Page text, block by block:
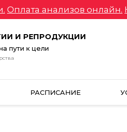
Оплата анализов онлайн.
И РЕПРОДУКЦИИ
пути к цели
РАСПИСАНИЕ